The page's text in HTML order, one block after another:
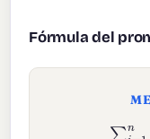
Fórmula del
x¯=∑